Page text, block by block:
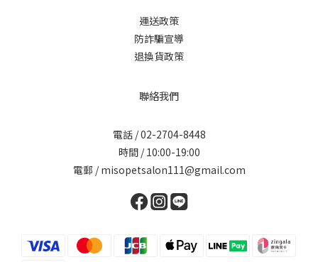
運送政策
防詐騙宣導
退換貨政策
聯絡我們
電話 / 02-2704-8448
時間 / 10:00-19:00
電郵 / misopetsalon111@gmail.com